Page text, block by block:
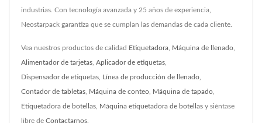
industrias. Con tecnología avanzada y 25 años de experiencia,
Neostarpack garantiza que se cumplan las demandas de cada cliente.
Vea nuestros productos de calidad Etiquetadora Máquina de llenado
Alimentador de tarjetas Aplicador de etiquetas
Dispensador de etiquetas Línea de producción de llenado
Contador de tabletas Máquina de conteo Máquina de tapado
Etiquetadora de botellas Máquina etiquetadora de botellas y siéntase
libre de Contactarnos